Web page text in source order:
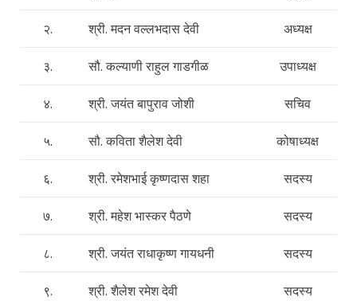
२. श्री. मदन वल्लभदास देवी अध्यक्ष
३. सौ. कल्याणी राहुल गाडगीळ उपाध्यक्ष
४. श्री. जयंत बापुराव जोशी सचिव
५. सौ. कविता शैलेश देवी कोषाध्यक्ष
६. श्री. रमेशभाई कृष्णदास शहा सदस्य
७. श्री. महेश भास्कर पैठणे सदस्य
८. श्री. जयंत राधाकृष्ण गायधनी सदस्य
९. श्री. शैलेश रमेश देवी सदस्य